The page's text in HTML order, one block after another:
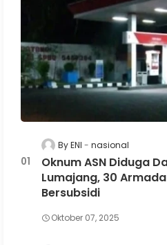
By ENI nasional
Oknum ASN Diduga
Lumajang, 30
Bersubsidi
Oktober 07, 2025